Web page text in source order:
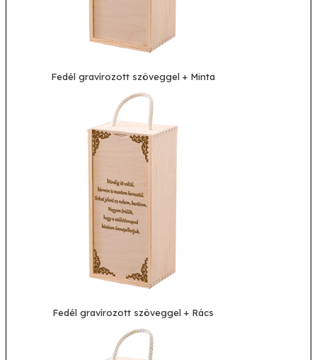
Fedél gravírozott szöveggel + Minta
Fedél gravírozott szöveggel + Rács